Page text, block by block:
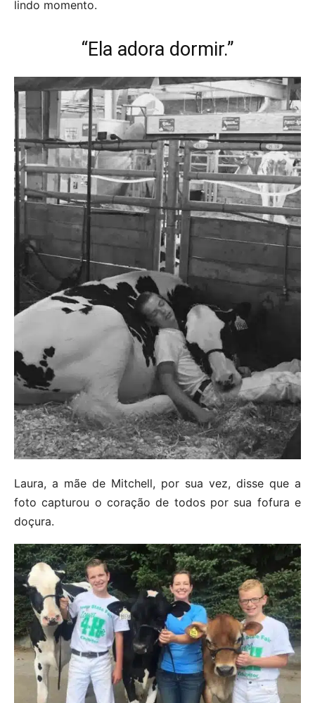
lindo momento.
“Ela adora dormir.”
Laura, a mãe de Mitchell, por sua vez, disse que a
foto capturou o coração de todos por sua fofura e
doçura.